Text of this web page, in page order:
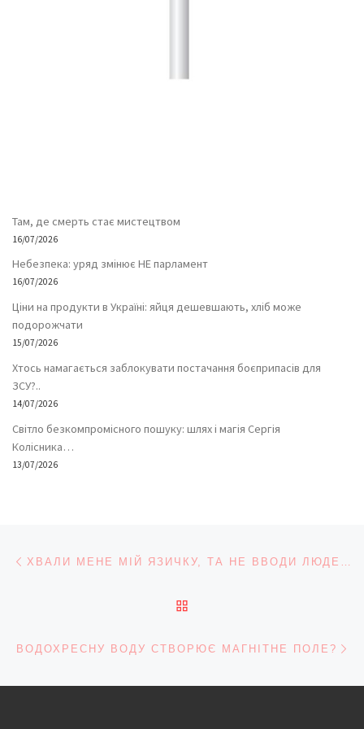
Там, де смерть стає мистецтвом
16/07/2026
Небезпека: уряд змінює НЕ парламент
16/07/2026
Ціни на продукти в Україні: яйця дешевшають, хліб може
подорожчати
15/07/2026
Хтось намагається заблокувати постачання боєприпасів для
ЗСУ?..
14/07/2026
Світло безкомпромісного пошуку: шлях і магія Сергія
Колісника…
13/07/2026
Навігація записів
ВОДОХРЕСНУ ВОДУ СТВОРЮЄ МАГНІТНЕ ПОЛЕ?